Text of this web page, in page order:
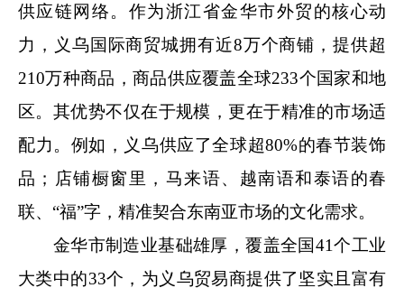
供应链网络。作为浙江省金华市外贸的核心动
力，义乌国际商贸城拥有近8万个商铺，提供超
210万种商品，商品供应覆盖全球233个国家和地
区。其优势不仅在于规模，更在于精准的市场适
配力。例如，义乌供应了全球超80%的春节装饰
品；店铺橱窗里，马来语、越南语和泰语的春
联、“福”字，精准契合东南亚市场的文化需求。
金华市制造业基础雄厚，覆盖全国41个工业
大类中的33个，为义乌贸易商提供了坚实且富有